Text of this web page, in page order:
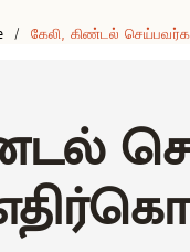
/ கேலி, கிண்டல்